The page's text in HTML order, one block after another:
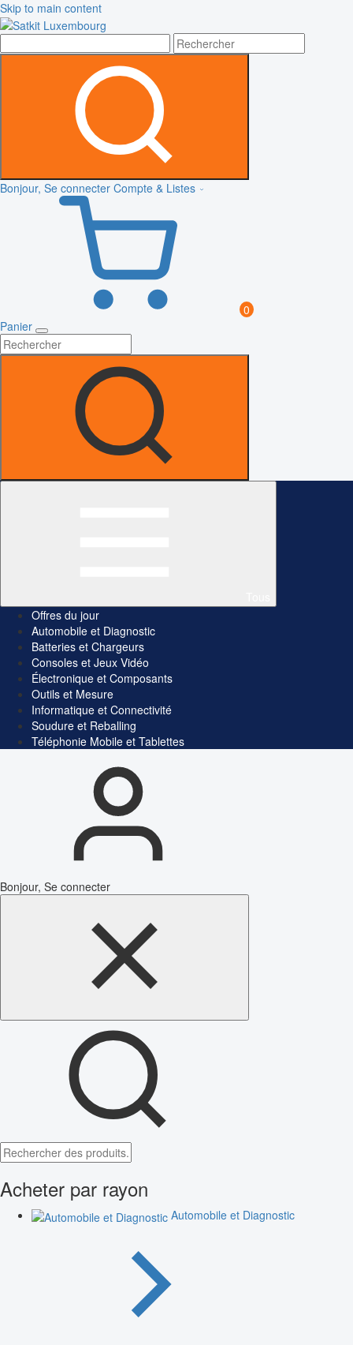
Skip to main content
Bonjour, Se connecter Compte & Listes
0
Panier
Offres du jour
Automobile et Diagnostic
Batteries et Chargeurs
Consoles et Jeux Vidéo
Électronique et Composants
Outils et Mesure
Informatique et Connectivité
Soudure et Reballing
Téléphonie Mobile et Tablettes
Bonjour, Se connecter
Acheter par rayon
Automobile et Diagnostic